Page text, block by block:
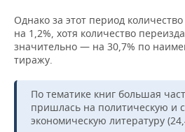
ФИГУРНОЕ КАТАНИЕ
ХОККЕЙ С МЯЧОМ
МЕДИЦИНА
ПРОИСШЕСТВИЯ
Однако за этот период
на 1,2%, хотя количество
значительно — на 30,7% по
тиражу.
По тематике книг большая
пришлась на политическую и
экономическую литературу